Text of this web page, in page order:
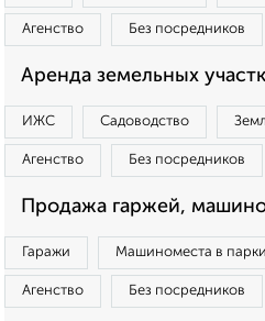
Агенство Без посредников
Аренда земельных
ИЖС Садоводство
Агенство Без посредников
Продажа гаржей,
Гаражи Машиноместа в
Агенство Без посредников